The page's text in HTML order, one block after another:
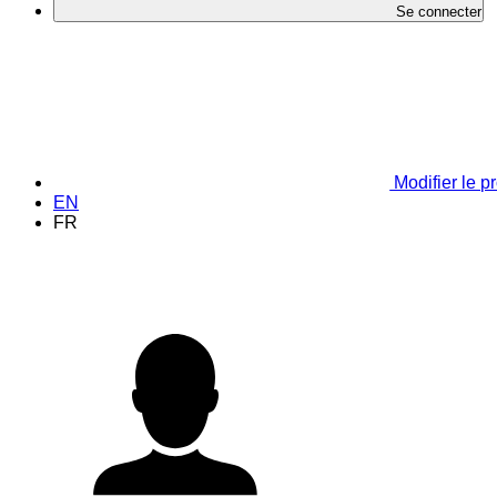
Se connecter
Modifier le
EN
FR